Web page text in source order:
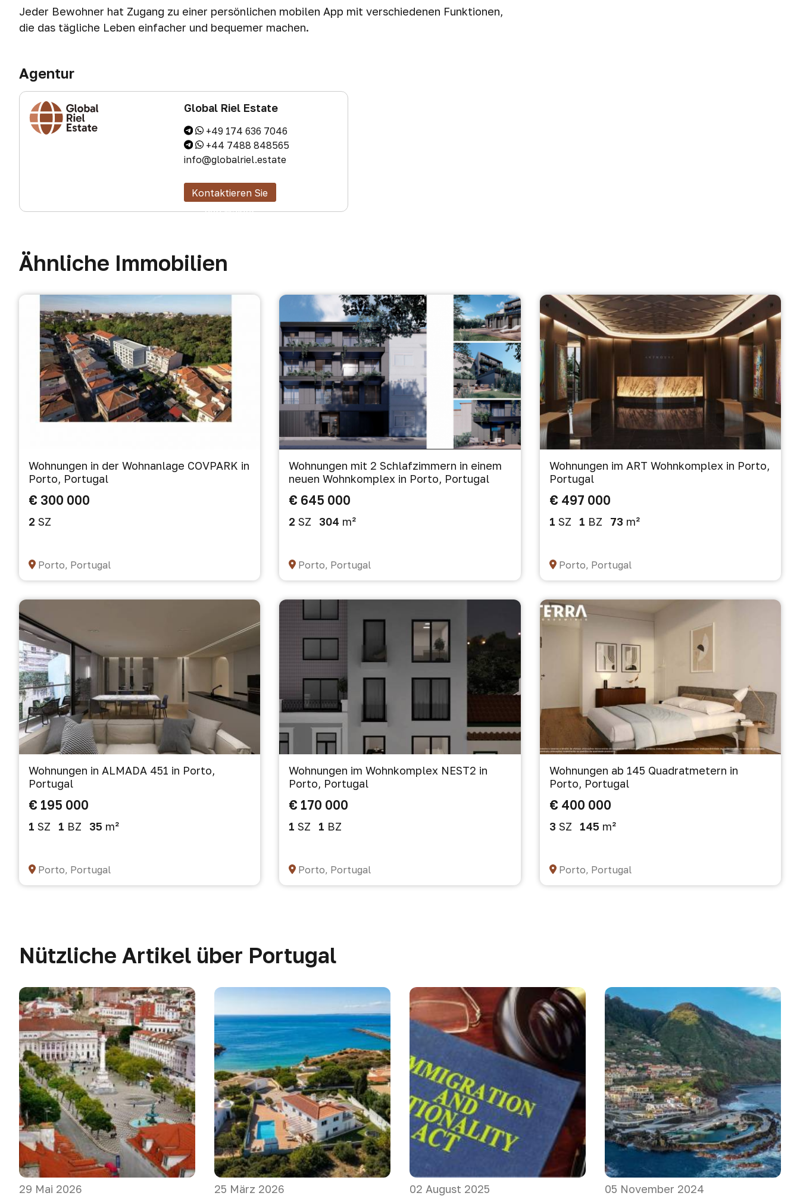
Jeder Bewohner hat Zugang zu einer persönlichen mobilen App mit verschiedenen Funktionen,
die das tägliche Leben einfacher und bequemer machen.
Agentur
Global Riel Estate
+49 174 636 7046
+44 7488 848565
info@globalriel.estate
Kontaktieren Sie
den Makler
Ähnliche Immobilien
Wohnungen in der Wohnanlage COVPARK in
Porto, Portugal
€ 300 000
2 SZ
Porto, Portugal
Wohnungen mit 2 Schlafzimmern in einem
neuen Wohnkomplex in Porto, Portugal
€ 645 000
2 SZ 304 m²
Porto, Portugal
Wohnungen im ART Wohnkomplex in Porto,
Portugal
€ 497 000
1 SZ 1 BZ 73 m²
Porto, Portugal
Wohnungen in ALMADA 451 in Porto,
Portugal
€ 195 000
1 SZ 1 BZ 35 m²
Porto, Portugal
Wohnungen im Wohnkomplex NEST2 in
Porto, Portugal
€ 170 000
1 SZ 1 BZ
Porto, Portugal
Wohnungen ab 145 Quadratmetern in
Porto, Portugal
€ 400 000
3 SZ 145 m²
Porto, Portugal
Nützliche Artikel über Portugal
29 Mai 2026
25 März 2026
02 August 2025
05 November 2024